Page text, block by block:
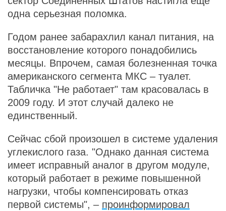
одна серьезная поломка.
Годом ранее забарахлил канал питания, на
восстановление которого понадобились
месяцы. Впрочем, самая болезненная точка
американского сегмента МКС – туалет.
Табличка "Не работает" там красовалась в
2009 году. И этот случай далеко не
единственный.
Сейчас сбой произошел в системе удаления
углекислого газа. "Однако данная система
имеет исправный аналог в другом модуле,
который работает в режиме повышенной
нагрузки, чтобы компенсировать отказ
первой системы", – проинформировал